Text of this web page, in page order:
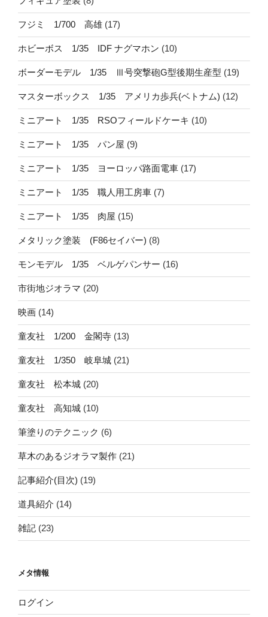
フジミ 1/700 高雄 (17)
ホビーボス 1/35 IDF ナグマホン (10)
ボーダーモデル 1/35 Ⅲ号突撃砲G型後期生産型 (19)
マスターボックス 1/35 アメリカ歩兵(ベトナム) (12)
ミニアート 1/35 RSOフィールドケーキ (10)
ミニアート 1/35 パン屋 (9)
ミニアート 1/35 ヨーロッパ路面電車 (17)
ミニアート 1/35 職人用工房車 (7)
ミニアート 1/35 肉屋 (15)
メタリック塗装 (F86セイバー) (8)
モンモデル 1/35 ベルゲパンサー (16)
市街地ジオラマ (20)
映画 (14)
童友社 1/200 金閣寺 (13)
童友社 1/350 岐阜城 (21)
童友社 松本城 (20)
童友社 高知城 (10)
筆塗りのテクニック (6)
草木のあるジオラマ製作 (21)
記事紹介(目次) (19)
道具紹介 (14)
雑記 (23)
メタ情報
ログイン